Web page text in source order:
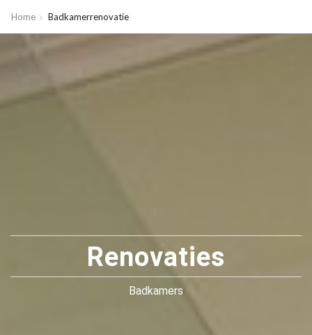
Home Badkamerrenovatie
Renovaties
Badkamers